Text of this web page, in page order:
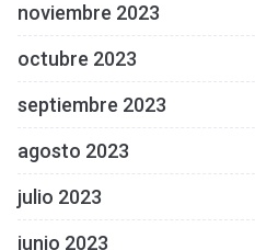
noviembre 2023
octubre 2023
septiembre 2023
agosto 2023
julio 2023
junio 2023